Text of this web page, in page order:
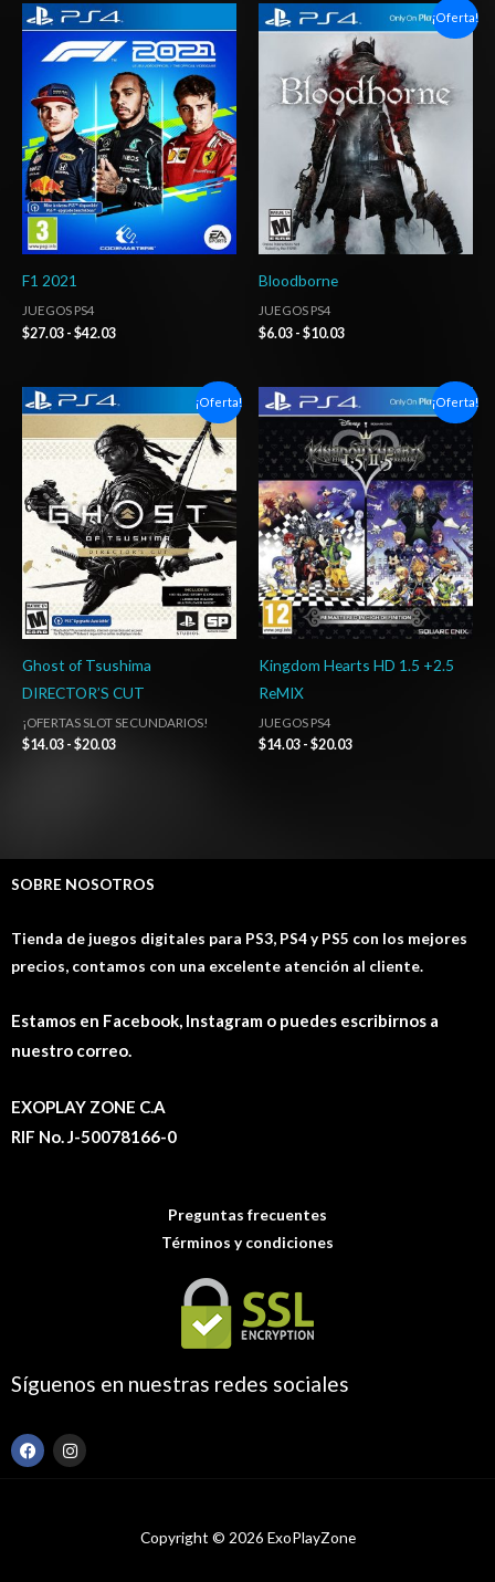
F1 2021
JUEGOS PS4
$27.03 - $42.03
Rango
de
precios:
desde
$27.03
hasta
$42.03
¡Oferta!
Bloodborne
JUEGOS PS4
$6.03 - $10.03
Rango
de
precios:
desde
$6.03
hasta
$10.03
¡Oferta!
Ghost of Tsushima
DIRECTOR’S CUT
¡OFERTAS SLOT SECUNDARIOS!
$14.03 - $20.03
de
precios:
desde
$14.03
hasta
$20.03
¡Oferta!
Kingdom Hearts HD 1.5 +2.5
ReMIX
JUEGOS PS4
$14.03 - $20.03
Rango
de
precios:
desde
$14.03
hasta
$20.03
SOBRE NOSOTROS
Tienda de juegos digitales para PS3, PS4 y PS5 con los mejores
precios, contamos con una excelente atención al cliente.
Estamos en Facebook, Instagram o puedes escribirnos a
nuestro correo.
EXOPLAY ZONE C.A
RIF No. J-50078166-0
Preguntas frecuentes
Términos y condiciones
Síguenos en nuestras redes sociales
F
a
I
n
Copyright © 2026 ExoPlayZone